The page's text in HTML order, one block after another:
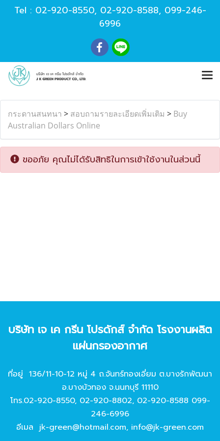
Tel : 02-920-8550, 02-920-8588, 099-246-
6996
กระดานสนทนา > สอบถามรายละเอียดเพิ่มเติม > Buy
Australian Dollars Online
ขออภัย คุณไม่ได้รับสิทธิในการเข้าใช้งานในส่วนนี้
บริษัท เจ เค กรีน โปรดักส์ จํากัด โรงงานผลิต
แผ่นกรองอากาศ
ที่อยู่ 136/11-10-12 หมู่ 4 ถ.จันทร์ทองเอี่ยม ต.บางรักพัฒนา
อ.บางบัวทอง จ.นนทบุรี 11110
โทร.02-920-8550, 02-920-8802, 02-920-8588 099-
246-6996
อีเมล jk-green@hotmail.com, info@jk-green.com